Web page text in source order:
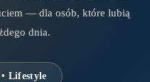
— dla osób, które lubią
dnia.
Lifestyle